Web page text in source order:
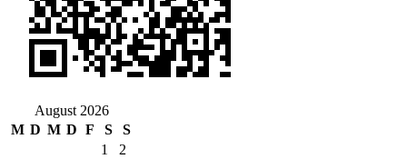
August 2026
M D M D F S
S
1
2